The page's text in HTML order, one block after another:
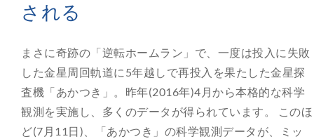
される
まさに奇跡の「逆転ホームラン」で、一度は投入に失敗
した金星周回軌道に5年越しで再投入を果たした金星探
査機「あかつき」。昨年(2016年)4月から本格的な科学
観測を実施し、多くのデータが得られています。 このほ
ど(7月11日)、「あかつき」の科学観測データが、ミッ